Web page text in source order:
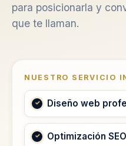
para posicionarla y
que te llaman.
NUESTRO SERVICIO
Diseño web
Optimización